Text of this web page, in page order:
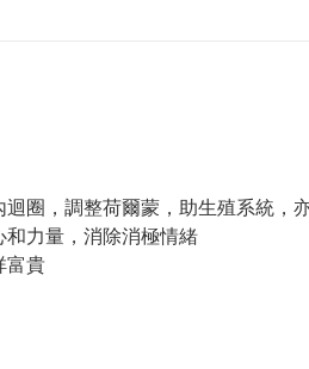
迴圈，調整荷爾蒙，助生殖系統
和力量，消除消極情緒
富貴